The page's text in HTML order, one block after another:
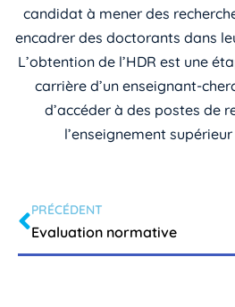
candidat à mener des
encadrer des doctorants dans
L’obtention de l’HDR est une
carrière d’un enseignant-
d’accéder à des postes de
l’enseignement
PRÉCÉDENT
Evaluation normative